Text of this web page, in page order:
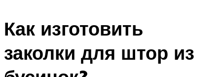
Как изготовить
заколки для штор из